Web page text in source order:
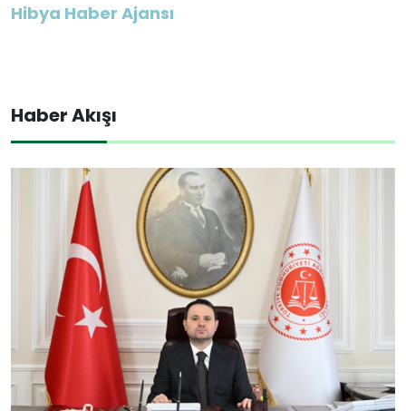
Hibya Haber Ajansı
Haber Akışı